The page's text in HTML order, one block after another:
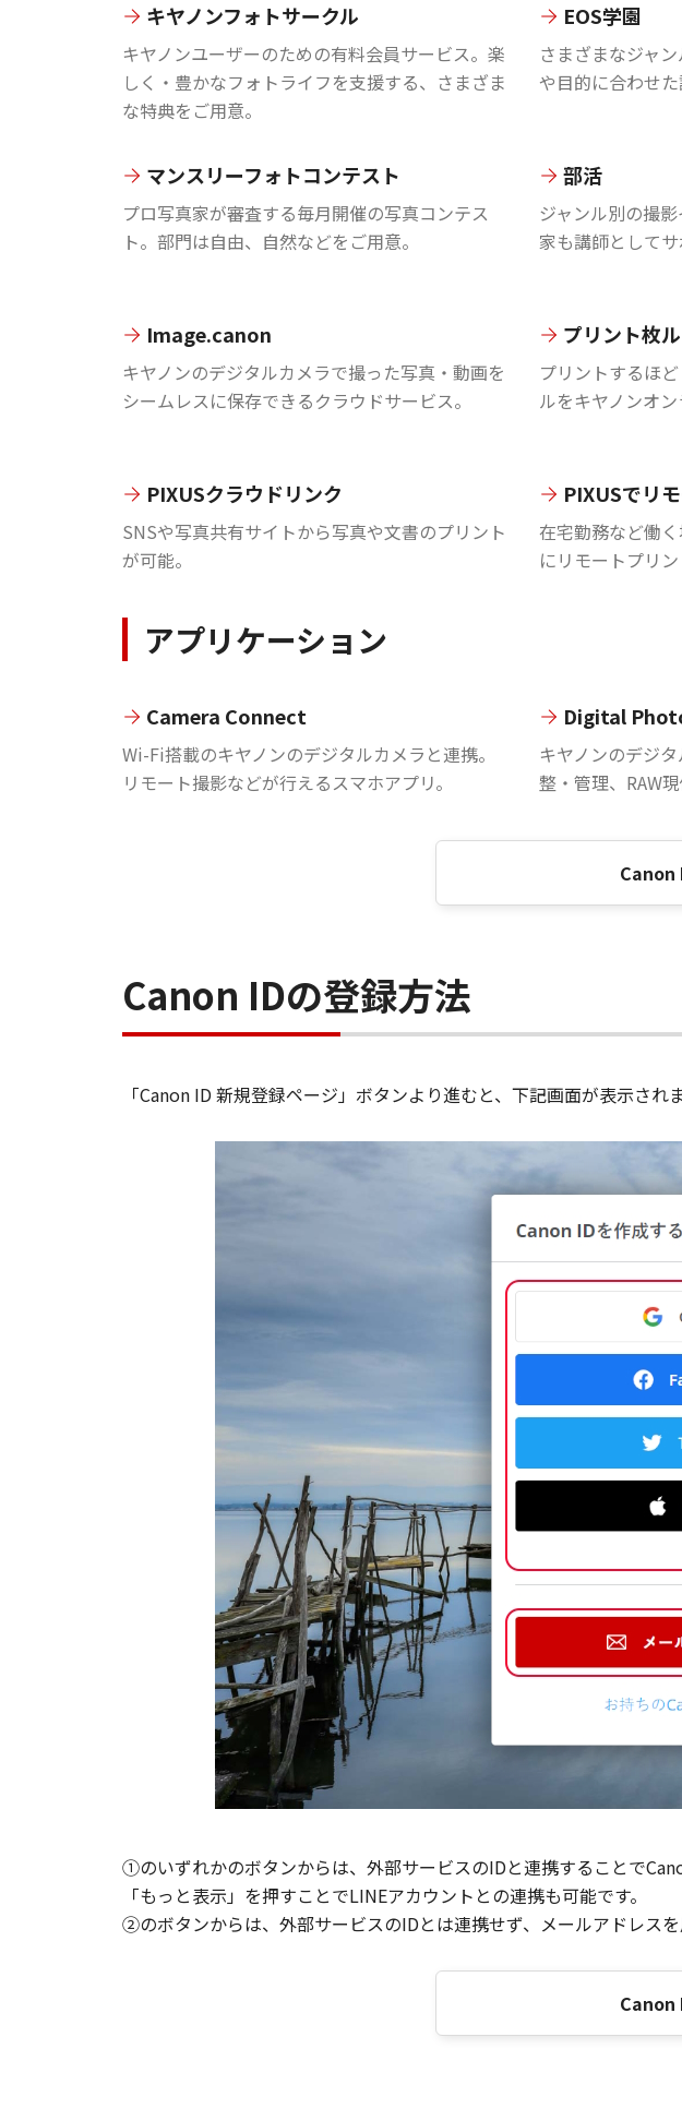
キヤノンフォトサークル
キヤノンユーザーのための有料会員サービス。楽
しく・豊かなフォトライフを支援する、さまざま
な特典をご用意。
EOS学園
さまざまなジャ
や目的に合わせた
マンスリーフォトコンテスト
プロ写真家が審査する毎月開催の写真コンテス
ト。部門は自由、自然などをご用意。
部活
ジャンル別の撮
家も講師としてサ
Image.canon
キヤノンのデジタルカメラで撮った写真・動画を
シームレスに保存できるクラウドサービス。
プリント枚ル
プリントするほ
ルをキヤノンオ
PIXUSクラウドリンク
SNSや写真共有サイトから写真や文書のプリント
が可能。
PIXUSでリ
在宅勤務など働
にリモートプリン
アプリケーション
Camera Connect
Wi-Fi搭載のキヤノンのデジタルカメラと連携。
リモート撮影などが行えるスマホアプリ。
Digital
キヤノンのデジ
整・管理、RAW
Canon
Canon IDの登録方法
「Canon ID 新規登録ページ」ボタンより進むと、下記画面が表示されま
①のいずれかのボタンからは、外部サービスのIDと連携することで
「もっと表示」を押すことでLINEアカウントとの連携も可能です。
②のボタンからは、外部サービスのIDとは連携せず、メールアドレスを
Canon